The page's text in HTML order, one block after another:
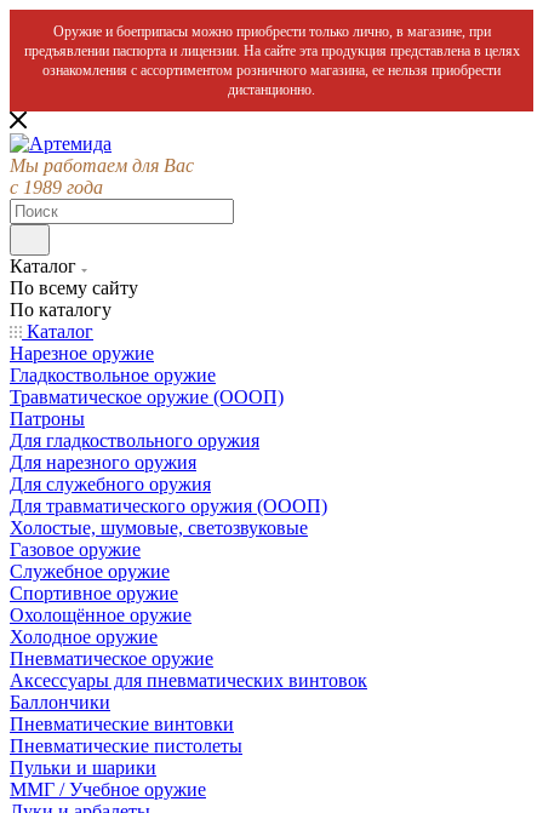
Оружие и боеприпасы можно приобрести только лично, в магазине, при
предъявлении паспорта и лицензии. На сайте эта продукция представлена в целях
ознакомления с ассортиментом розничного магазина, ее нельзя приобрести
дистанционно.
Мы работаем для Вас
с 1989 года
Каталог
По всему сайту
По каталогу
Каталог
Нарезное оружие
Гладкоствольное оружие
Травматическое оружие (ОООП)
Патроны
Для гладкоствольного оружия
Для нарезного оружия
Для служебного оружия
Для травматического оружия (ОООП)
Холостые, шумовые, светозвуковые
Газовое оружие
Служебное оружие
Спортивное оружие
Охолощённое оружие
Холодное оружие
Пневматическое оружие
Аксессуары для пневматических винтовок
Баллончики
Пневматические винтовки
Пневматические пистолеты
Пульки и шарики
ММГ / Учебное оружие